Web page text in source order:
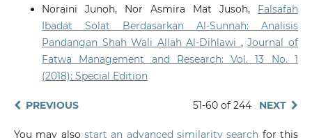
Noraini Junoh, Nor Asmira Mat Jusoh, Falsafah
Ibadat Solat Berdasarkan Al-Sunnah: Analisis
Pandangan Shah Wali Allah Al-Dihlawi ,Journal of
Fatwa Management and Research: Vol. 13 No. 1
(2018): Special Edition
PREVIOUS 51-60 of 244 NEXT
You may also start an advanced similarity search for this